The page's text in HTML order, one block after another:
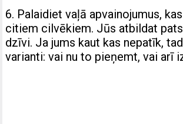
6. Palaidiet vaļā apvainojumus,
citiem cilvēkiem. Jūs atbildat
dzīvi. Ja jums kaut kas nepatīk,
varianti: vai nu to pieņemt, vai arī